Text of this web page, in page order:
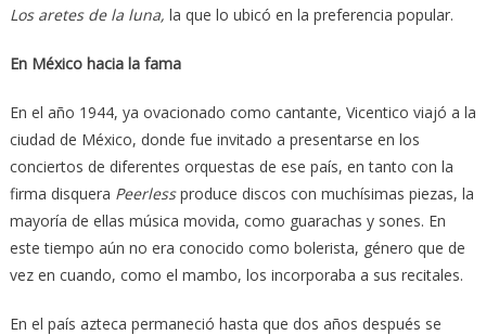
Los aretes de la luna, la que lo ubicó en la preferencia popular.
En México hacia la fama
En el año 1944, ya ovacionado como cantante, Vicentico viajó a la
ciudad de México, donde fue invitado a presentarse en los
conciertos de diferentes orquestas de ese país, en tanto con la
firma disquera Peerlessproduce discos con muchísimas piezas, la
mayoría de ellas música movida, como guarachas y sones. En
este tiempo aún no era conocido como bolerista, género que de
vez en cuando, como el mambo, los incorporaba a sus recitales.
En el país azteca permaneció hasta que dos años después se